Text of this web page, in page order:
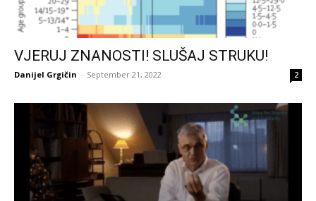
VJERUJ ZNANOSTI! SLUŠAJ STRUKU!
Danijel Grgičin - September 21, 2022 2